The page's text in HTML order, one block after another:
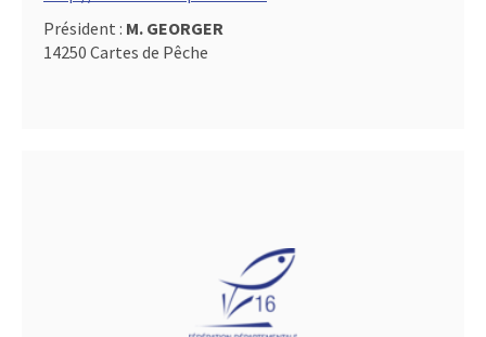
Président : M. GEORGER
14250 Cartes de Pêche